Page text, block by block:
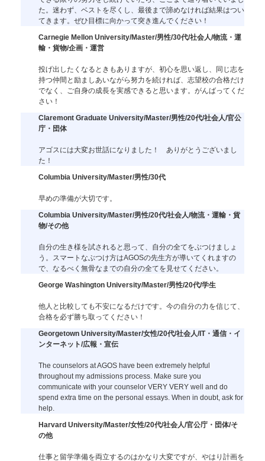
た。迷わず、ベストを尽くし、最後まで諦めなければ結果はつい
てきます。ぜひ目標に向かって突き進んでください！
Carnegie Mellon University/Master/男性/30代/社会人/物流・運
輸・貨物/企画・運営
投げ出したくなるときもありますが、初心を思い返し、同じ志を
持つ仲間と励ましあいながら努力を続ければ、志望校の合格だけ
でなく、ご自身の成長を実感できると思います。がんばってくだ
さい！
Claremont Graduate University/Master/男性/20代/社会人/官公
庁・団体
アゴスには大変お世話になりました！ ありがとうございまし
た！
Columbia University/Master/男性/30代
早めの準備が大切です。
Columbia University/Master/男性/20代/社会人/物流・運輸・貨
物/その他
自分の生き様を試されると思って、自分の全てをぶつけましょ
う。スマートなぶつけ方はAGOSの先生方が導いてくれますの
で、なるべく無骨なまでの自分の全てを見せてください。
George Washington University/Master/男性/20代/学生
他人と比較しても不安になるだけです。今の自分の力を信じて、
合格を必ず勝ち取ってください！
Georgetown University/Master/女性/20代/社会人/IT・通信・イ
ンターネット/広報・宣伝
The counselors at AGOS have been extremely helpful
throughout my admissions process. Make sure you
communicate with your counselor VERY VERY well and do
spend extra time on the personal essays. When in doubt, ask for
help.
Harvard University/Master/女性/20代/社会人/官公庁・団体/そ
の他
仕事と留学準備を両立するのはかなり大変ですが、やはり計画を